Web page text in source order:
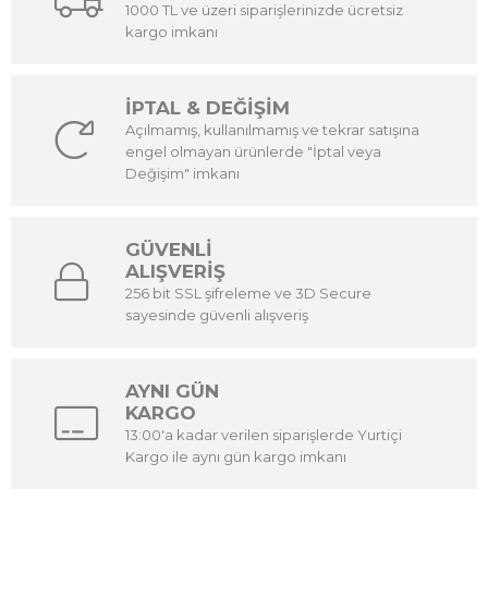
1000 TL ve üzeri siparişlerinizde ücretsiz
kargo imkanı
İPTAL & DEĞİŞİM
Açılmamış, kullanılmamış ve tekrar satışına
engel olmayan ürünlerde "İptal veya
Değişim" imkanı
GÜVENLİ
ALIŞVERİŞ
256 bit SSL şifreleme ve 3D Secure
sayesinde güvenli alışveriş
AYNI GÜN
KARGO
13:00'a kadar verilen siparişlerde Yurtiçi
Kargo ile aynı gün kargo imkanı